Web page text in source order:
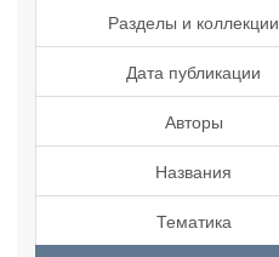
Разделы и коллекции
Дата публикации
Авторы
Названия
Тематика